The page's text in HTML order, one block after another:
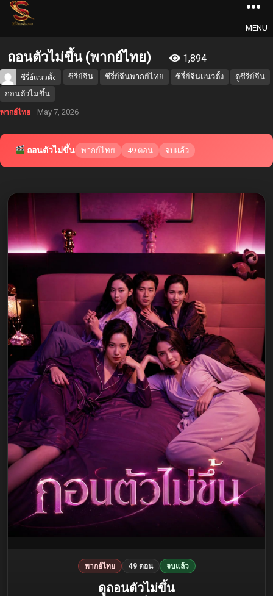
MENU
ถอนตัวไม่ขึ้น (พากย์ไทย) 1,894
ซีรี่ย์แนวตั้ง ซีรี่ย์จีน ซีรี่ย์จีนพากย์ไทย ซีรี่ย์จีนแนวตั้ง
ดูซีรี่ย์จีน
ถอนตัวไม่ขึ้น
พากย์ไทย May 7, 2026
ถอนตัวไม่ขึ้น พากย์ไทย 49 ตอน จบแล้ว
พากย์ไทย 49 ตอน จบแล้ว
ดูถอนตัวไม่ขึ้น